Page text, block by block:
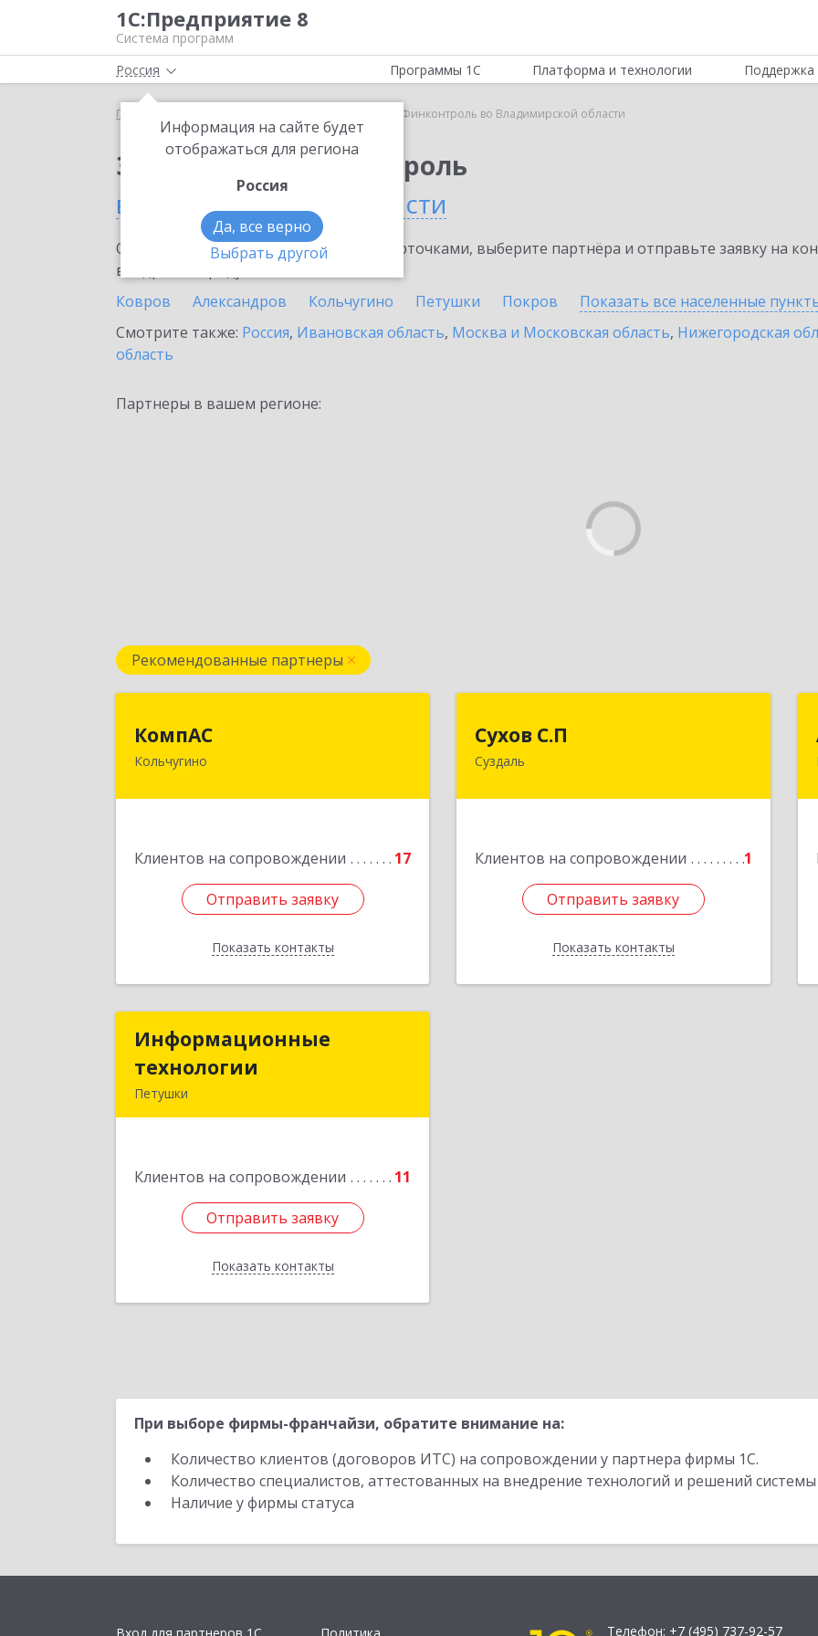
1С:Предприятие 8
Система программ
Россия
Информация на сайте будет
отображаться для региона
Россия
Да, все верно
Выбрать другой
Программы 1С Платформа и технологии Поддержка
Главная 1С-Финконтроль во Владимирской области
Заказать 1С-Финконтроль
во Владимирской области
Ознакомьтесь с информационными карточками, выберите партнёра и отправьте заявку на
внедрение продукта.
Ковров
Александров Кольчугино Петушки Покров Показать все населенные
Смотрите также: Россия, Ивановская область, Москва и Московская область, Нижегородская
область
Партнеры в вашем регионе:
Рекомендованные партнеры
КомпАС
Кольчугино
Клиентов на сопровождении 17
Отправить заявку
Показать контакты
601782, Владимирская область,
Отправить заявку
Назад
Сухов С.П
Суздаль
Клиентов на сопровождении 1
Отправить заявку
Показать контакты
Отправить заявку
Назад
Информационные
технологии
Петушки
Клиентов на сопровождении 11
Отправить заявку
Показать контакты
Информационные
Подробнее
Отправить заявку
Назад
При выборе фирмы-франчайзи, обратите внимание на:
Количество клиентов (договоров ИТС) на сопровождении у партнера фирмы 1С.
Количество специалистов, аттестованных на внедрение технологий и решений
Наличие у фирмы статуса
Телефон: +7 (495) 737-92-57